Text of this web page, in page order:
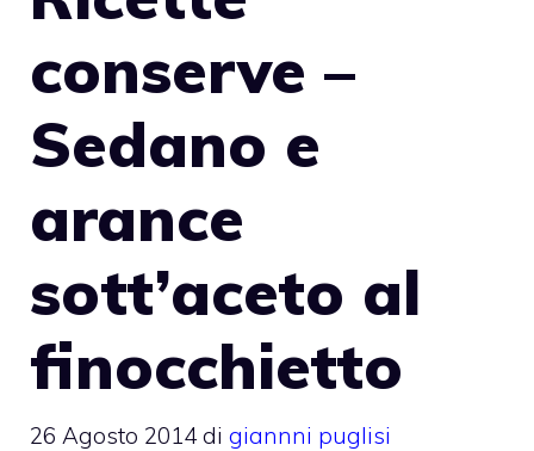
conserve –
Sedano e
arance
sott’aceto al
finocchietto
26 Agosto 2014 di giannni puglisi